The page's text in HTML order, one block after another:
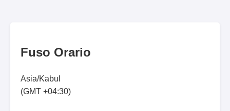
Fuso Orario
Asia/Kabul
(GMT +04:30)